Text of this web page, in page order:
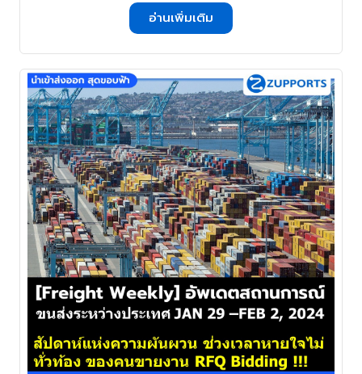
สัปดาห์ชุลมุนของคนทำงาน เมื่อทุกสิ่ง
จีน !!! . . .
อ่านเพิ่มเติม